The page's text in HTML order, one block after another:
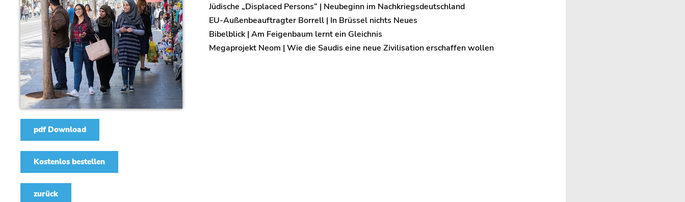
pdf Download
Kostenlos bestellen
zurück
Jüdische „Displaced Persons“ | Neubeginn im Nachkriegsdeutschland
EU-Außenbeauftragter Borrell | In Brüssel nichts Neues
Bibelblick | Am Feigenbaum lernt ein Gleichnis
Megaprojekt Neom | Wie die Saudis eine neue Zivilisation erschaffen wollen